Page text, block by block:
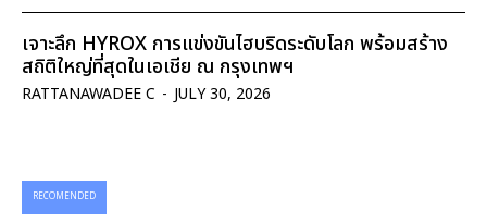
เจาะลึก HYROX การแข่งขันไฮบริดระดับโลก พร้อมสร้าง
สถิติใหญ่ที่สุดในเอเชีย ณ กรุงเทพฯ
RATTANAWADEE C - JULY 30, 2026
RECOMENDED